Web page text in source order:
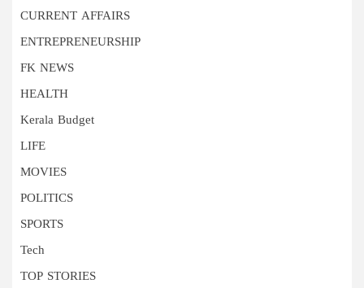
CURRENT AFFAIRS
ENTREPRENEURSHIP
FK NEWS
HEALTH
Kerala Budget
LIFE
MOVIES
POLITICS
SPORTS
Tech
TOP STORIES